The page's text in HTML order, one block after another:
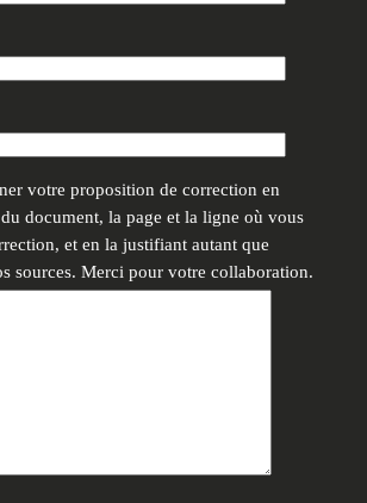
votre proposition de correction en
document, la page et la ligne où vous
et en la justifiant autant que
sources. Merci pour votre collaboration.